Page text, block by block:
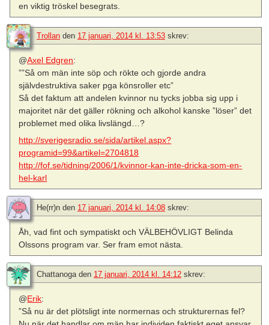
en viktig tröskel besegrats.
Trollan den 17 januari, 2014 kl. 13:53 skrev:
@Axel Edgren:
””Så om män inte söp och rökte och gjorde andra
självdestruktiva saker pga könsroller etc”
Så det faktum att andelen kvinnor nu tycks jobba sig upp i
majoritet när det gäller rökning och alkohol kanske ”löser” det
problemet med olika livslängd…?
http://sverigesradio.se/sida/artikel.aspx?
programid=99&artikel=2704818
http://fof.se/tidning/2006/1/kvinnor-kan-inte-dricka-som-en-
hel-karl
He(rr)n den 17 januari, 2014 kl. 14:08 skrev:
Åh, vad fint och sympatiskt och VÄLBEHÖVLIGT Belinda
Olssons program var. Ser fram emot nästa.
Chattanogaden 17 januari, 2014 kl. 14:12 skrev:
@Erik:
”Så nu är det plötsligt inte normernas och strukturernas fel?